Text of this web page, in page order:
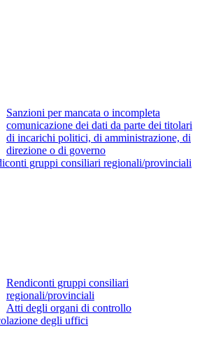
Sanzioni per mancata o incompleta
comunicazione dei dati da parte dei titolari
di incarichi politici, di amministrazione, di
direzione o di governo
gruppi consiliari regionali/provinciali
Rendiconti gruppi consiliari
regionali/provinciali
Atti degli organi di controllo
degli uffici